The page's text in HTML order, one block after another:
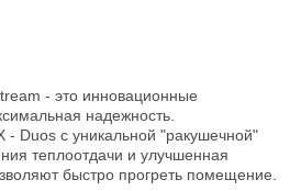
- это инновационные
надежность.
- Duos с уникальной "ракушечной"
теплоотдачи и улучшенная
быстро прогреть помещение.